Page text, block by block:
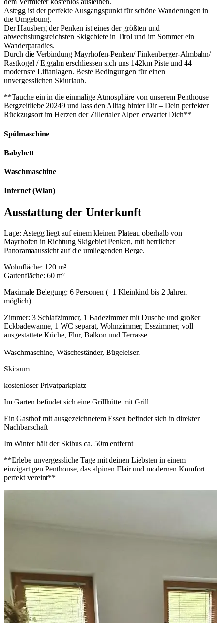
dem Vermieter kostenlos ausleihen.
Astegg ist der perfekte Ausgangspunkt für schöne Wanderungen in
die Umgebung.
Der Hausberg der Penken ist eines der größten und
abwechslungsreichsten Skigebiete in Tirol und im Sommer ein
Wanderparadies.
Durch die Verbindung Mayrhofen-Penken/ Finkenberger-Almbahn/
Rastkogel / Eggalm erschliessen sich uns 142km Piste und 44
modernste Liftanlagen. Beste Bedingungen für einen
unvergesslichen Skiurlaub.
**Tauche ein in die einmalige Atmosphäre von unserem Penthouse
Bergzeitliebe 20249 und lass den Alltag hinter Dir – Dein perfekter
Rückzugsort im Herzen der Zillertaler Alpen erwartet Dich**
Spülmaschine
Babybett
Waschmaschine
Internet (Wlan)
Ausstattung der Unterkunft
Lage: Astegg liegt auf einem kleinen Plateau oberhalb von
Mayrhofen in Richtung Skigebiet Penken, mit herrlicher
Panoramaaussicht auf die umliegenden Berge.
Wohnfläche: 120 m²
Gartenfläche: 60 m²
Maximale Belegung: 6 Personen (+1 Kleinkind bis 2 Jahren
möglich)
Zimmer: 3 Schlafzimmer, 1 Badezimmer mit Dusche und großer
Eckbadewanne, 1 WC separat, Wohnzimmer, Esszimmer, voll
ausgestattete Küche, Flur, Balkon und Terrasse
Waschmaschine, Wäscheständer, Bügeleisen
Skiraum
kostenloser Privatparkplatz
Im Garten befindet sich eine Grillhütte mit Grill
Ein Gasthof mit ausgezeichnetem Essen befindet sich in direkter
Nachbarschaft
Im Winter hält der Skibus ca. 50m entfernt
**Erlebe unvergessliche Tage mit deinen Liebsten in einem
einzigartigen Penthouse, das alpinen Flair und modernen Komfort
perfekt vereint**